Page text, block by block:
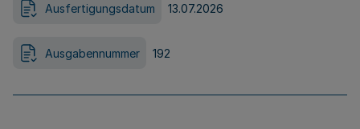
Ausfertigungsdatum 13.07.2026
Ausgabennummer 192